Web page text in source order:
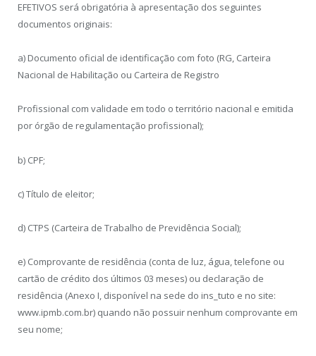
EFETIVOS será obrigatória à apresentação dos seguintes
documentos originais:
a) Documento oficial de identificação com foto (RG, Carteira
Nacional de Habilitação ou Carteira de Registro
Profissional com validade em todo o território nacional e emitida
por órgão de regulamentação profissional);
b) CPF;
c) Título de eleitor;
d) CTPS (Carteira de Trabalho de Previdência Social);
e) Comprovante de residência (conta de luz, água, telefone ou
cartão de crédito dos últimos 03 meses) ou declaração de
residência (Anexo I, disponível na sede do ins_tuto e no site:
www.ipmb.com.br) quando não possuir nenhum comprovante em
seu nome;